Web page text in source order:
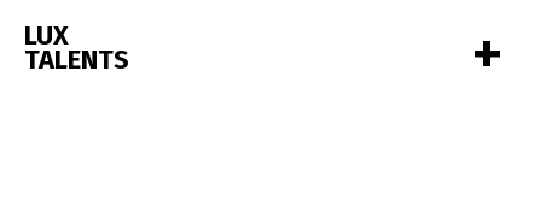
+
LUX
TALENTS